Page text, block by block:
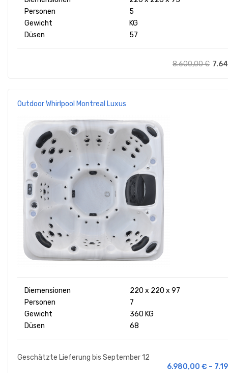
Personen
5
Gewicht
KG
Düsen
57
8.600,00€
Outdoor Whirlpool Montreal Luxus
Diemensionen
220 x 220 x 97
Personen
7
Gewicht
360 KG
Düsen
68
Geschätzte Lieferung bis September 12
6.980,00 € –